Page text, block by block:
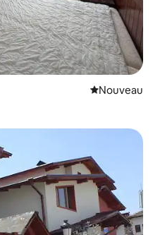
Nouvel
Nouveau